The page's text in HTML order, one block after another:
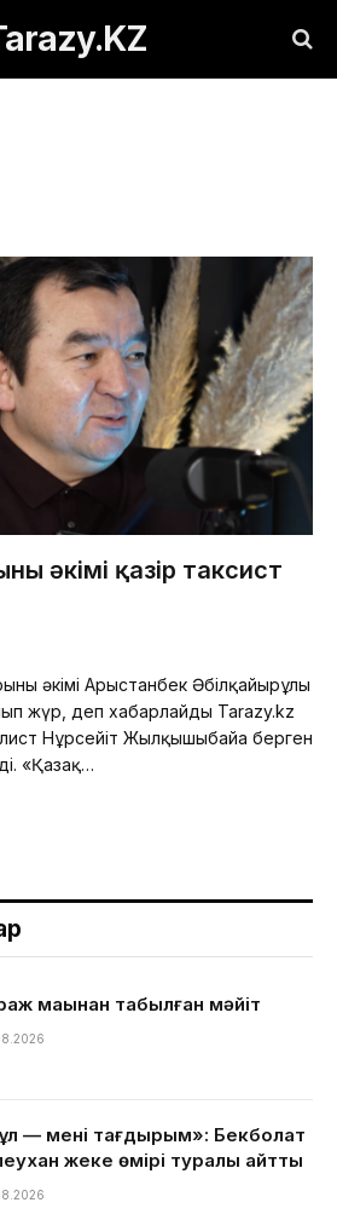
әкімі қазір таксист
әкімі Арыстанбек Әбілқайырұлы
жүр, деп хабарлайды Tarazy.kz
Нұрсейіт Жылқышыбайға берген
«Қазақ…
маңынан табылған мәйіт
— менің тағдырым»: Бекболат
жеке өмірі туралы айтты